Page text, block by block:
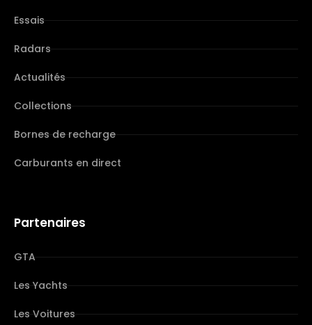
Essais
Radars
Actualités
Collections
Bornes de recharge
Carburants en direct
Partenaires
GTA
Les Yachts
Les Voitures